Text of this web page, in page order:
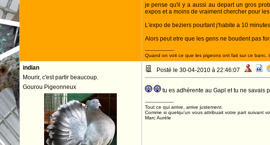
je pense qu'il y a aussi au depart un gros
expos et a moins de vraiment chercher pour
L'expo de beziers pourtant j'habite a 10
Alors peut etre que les gens ne boudent pas
--------------------
Quand on voit ce que les pigeons ont fait sur ce banc,
indian
Mourir, c'est partir beaucoup.
Gourou Pigeonneux
Posté le 30-04-2010 à 22:46:07
tu es adhérente au Gapl et tu ne savais
--------------------
Tout ce qui arrive, arrive justement.
Comme si quelqu'un vous attribuait votre part suivant
Marc Aurèle